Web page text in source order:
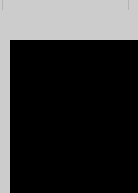
पर प्रत्याशी